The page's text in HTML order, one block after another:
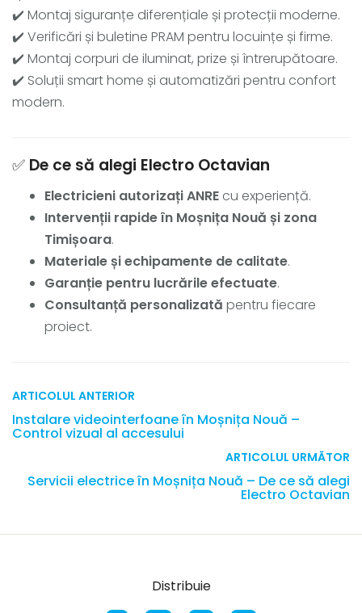
✔️ Montaj siguranțe diferențiale și protecții moderne.
✔️ Verificări și buletine PRAM pentru locuințe și firme.
✔️ Montaj corpuri de iluminat, prize și întrerupătoare.
✔️ Soluții smart home și automatizări pentru confort
modern.
✅ De ce să alegi Electro Octavian
Electricieni autorizați ANRE cu experiență.
Intervenții rapide în Moșnița Nouă și zona
Timișoara.
Materiale și echipamente de calitate.
Garanție pentru lucrările efectuate.
Consultanță personalizată pentru fiecare
proiect.
ARTICOLUL ANTERIOR
Instalare videointerfoane în Moșnița Nouă –
Control vizual al accesului
ARTICOLUL URMĂTOR
Servicii electrice în Moșnița Nouă – De ce să alegi
Electro Octavian
Distribuie